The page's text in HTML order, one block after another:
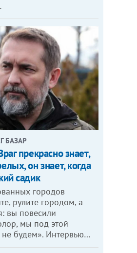
БАЗАР
прекрасно знает,
он знает, когда
садик
городов
рулите городом, а
вы повесили
мы под этой
не будем». Интервью…